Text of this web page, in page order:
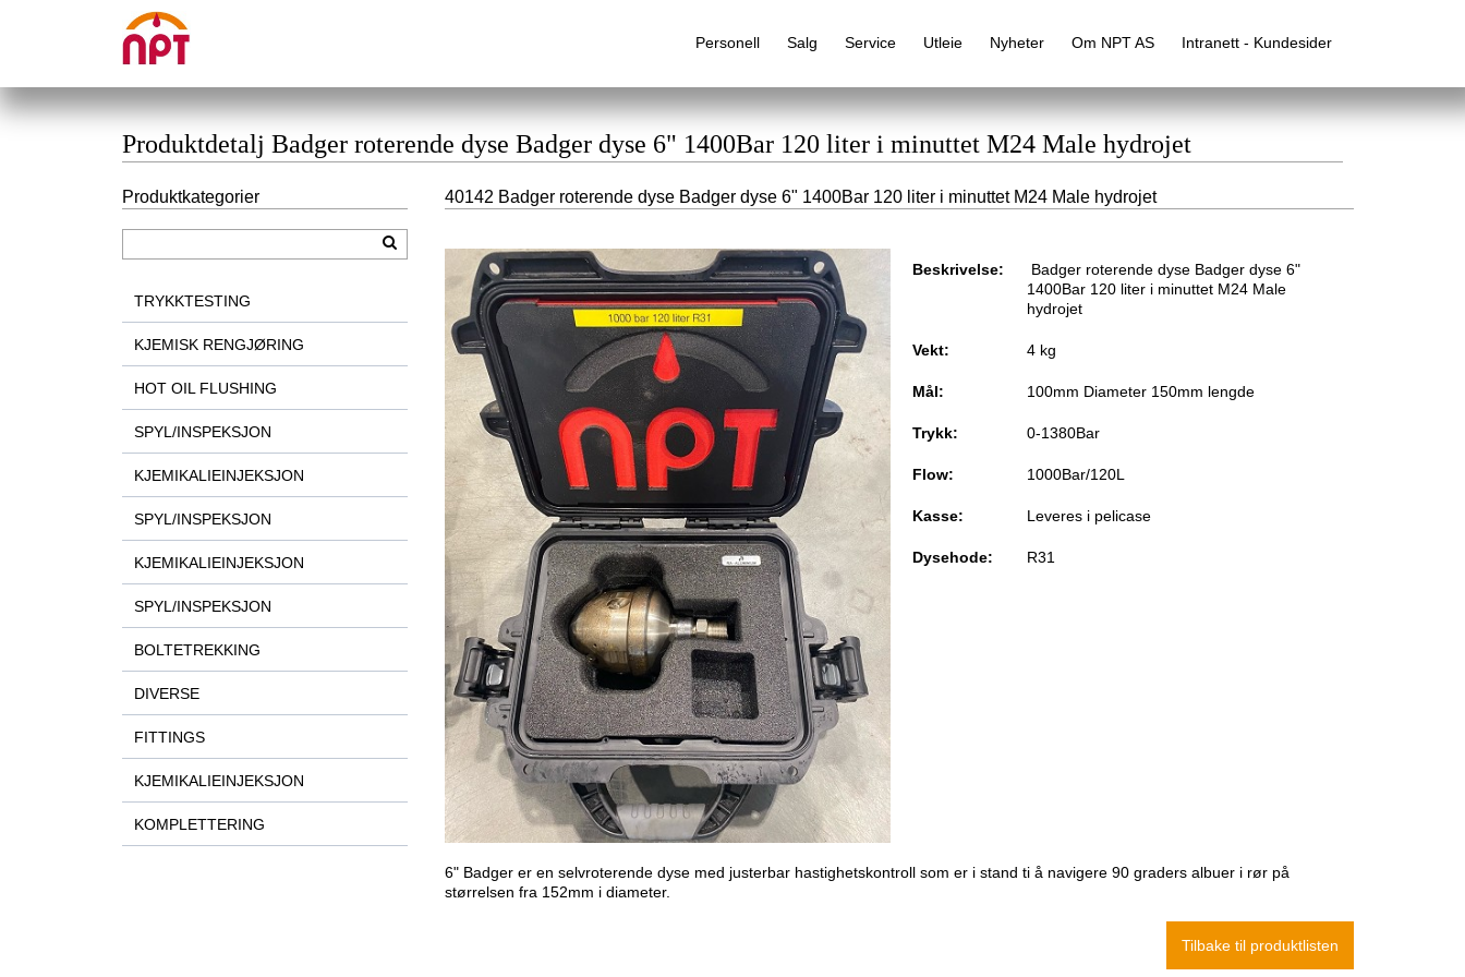
Personell Salg Service Utleie
Alfabetisk produktregister
Nyheter Om NPT AS Intranett - Kundesider
Produktdetalj Badger roterende dyse Badger dyse 6" 1400Bar 120 liter i minuttet M24 Male hydrojet
40142 Badger roterende dyse Badger dyse 6" 1400Bar 120 liter i minuttet M24 Male hydrojet
Beskrivelse:
Badger roterende dyse Badger dyse 6"
1400Bar 120 liter i minuttet M24 Male
hydrojet
Vekt: 4 kg
Mål: 100mm Diameter 150mm lengde
Trykk: 0-1380Bar
Flow: 1000Bar/120L
Kasse: Leveres i pelicase
Dysehode: R31
6" Badger er en selvroterende dyse med justerbar hastighetskontroll som er i stand ti å navigere 90 graders albuer i rør på
størrelsen fra 152mm i diameter.
Produktkategorier
TRYKKTESTING
KJEMISK RENGJØRING
HOT OIL FLUSHING
SPYL/INSPEKSJON
KJEMIKALIEINJEKSJON
SPYL/INSPEKSJON
KJEMIKALIEINJEKSJON
SPYL/INSPEKSJON
BOLTETREKKING
DIVERSE
FITTINGS
KJEMIKALIEINJEKSJON
KOMPLETTERING